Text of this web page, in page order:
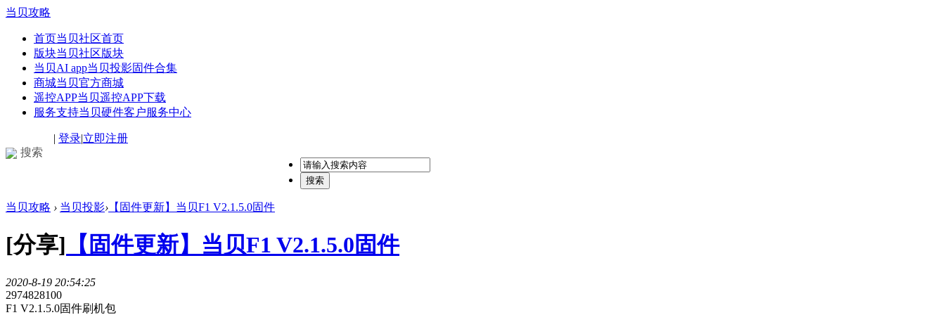
当贝攻略
首页当贝社区首页
版块当贝社区版块
当贝AI app当贝投影固件合集
商城当贝官方商城
遥控APP当贝遥控APP下载
服务支持当贝硬件客户服务中心
搜索
| 登录|立即注册
搜索
当贝攻略 › 当贝投影› 【固件更新】当贝F1 V2.1.5.0固件
[分享] 【固件更新】当贝F1 V2.1.5.0固件
2020-8-19 20:54:25
2974828100
F1 V2.1.5.0固件刷机包